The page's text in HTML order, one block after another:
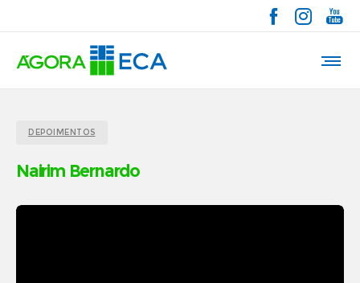
DEPOIMENTOS
Nairim Bernardo